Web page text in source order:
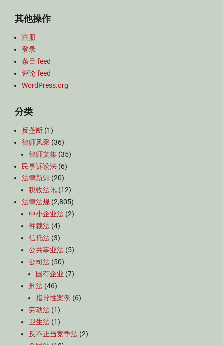
其他操作
注册
登录
条目 feed
评论 feed
WordPress.org
分类
反垄断 (1)
律师风采 (36)
律师文集 (35)
民事诉讼法 (6)
法律新知 (20)
税收法讯 (12)
法律法规 (2,805)
中小企业法 (2)
仲裁法 (4)
信托法 (3)
公共事业法 (5)
公司法 (50)
国有企业 (7)
刑法 (46)
指导性案例 (6)
劳动法 (1)
卫生法 (1)
反不正当竞争法 (2)